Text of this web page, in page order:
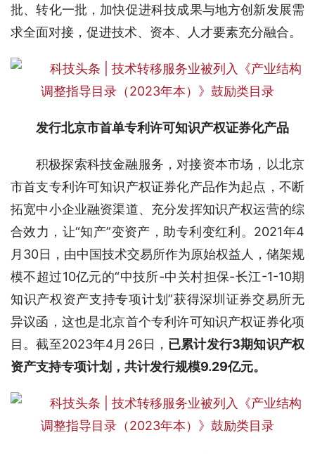
批、转化一批，加快促进科技成果与地方创新发展需
求全面对接，促进技术、资本、人才要素充分融合。
发行北京市首单专利许可知识产权证券化产品
积极探索科技金融服务，对接资本市场，以北京
市首支专利许可知识产权证券化产品作为起点，不断
拓宽中小企业融资渠道、充分发挥知识产权运营的综
合效力，让“知产”变资产，助专利变红利。2021年4
月30日，由中国技术交易所作为原始权益人，储架规
模不超过10亿元的“中技所-中关村担保-长江-1-10期
知识产权资产支持专项计划”获得深圳证券交易所无
异议函，这也是北京首个专利许可知识产权证券化项
目。截至2023年4月26日， 已累计发行3期知识产权
资产支持专项计划，共计发行规模9.29亿元。